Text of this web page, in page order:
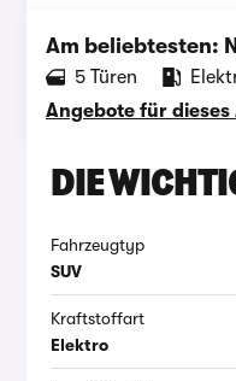
Am beliebtesten:
‪5‬ Türen
Angebote für
DIE
Fahrzeugtyp
SUV
Kraftstoffart
Elektro